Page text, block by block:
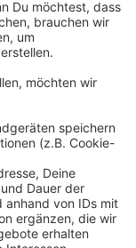
USA.
Taliso
ihre
am Mittag